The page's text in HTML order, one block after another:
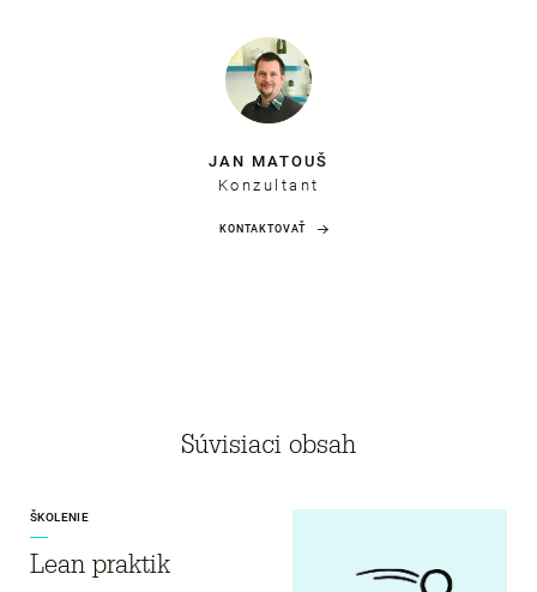
JAN MATOUŠ
Konzultant
KONTAKTOVAŤ
Súvisiaci obsah
ŠKOLENIE
Lean praktik